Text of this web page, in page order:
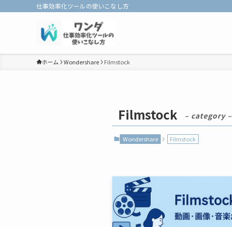
仕事効率化ツールの使いこなし方
ホーム Wondershare Filmstock
Filmstock – category –
Wondershare Filmstock